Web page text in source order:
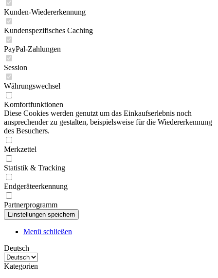
Kunden-Wiedererkennung
Kundenspezifisches Caching
PayPal-Zahlungen
Session
Währungswechsel
Komfortfunktionen
Diese Cookies werden genutzt um das Einkaufserlebnis noch
ansprechender zu gestalten, beispielsweise für die Wiedererkennung
des Besuchers.
Merkzettel
Statistik & Tracking
Endgeräteerkennung
Partnerprogramm
Menü schließen
Deutsch
Kategorien